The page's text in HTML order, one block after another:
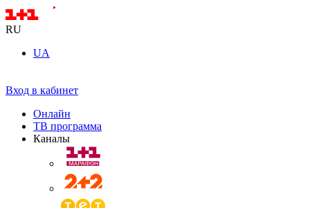
RU
UA
Вход в кабинет
Онлайн
ТВ программа
Каналы